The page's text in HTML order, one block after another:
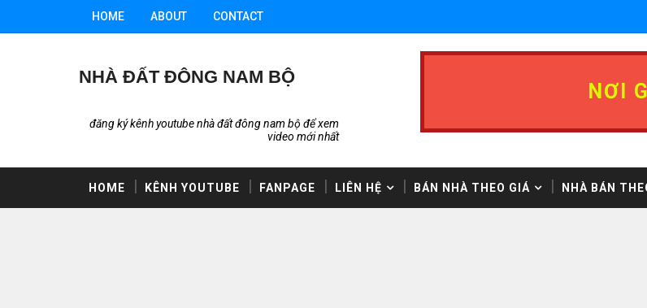
HOME ABOUT CONTACT
NHÀ ĐẤT ĐÔNG NAM BỘ
đăng ký kênh youtube nhà đất đông nam bộ để xem
video mới nhất
NƠI
HOME KÊNH YOUTUBE FANPAGE LIÊN HỆ BÁN NHÀ THEO GIÁ NHÀ BÁN